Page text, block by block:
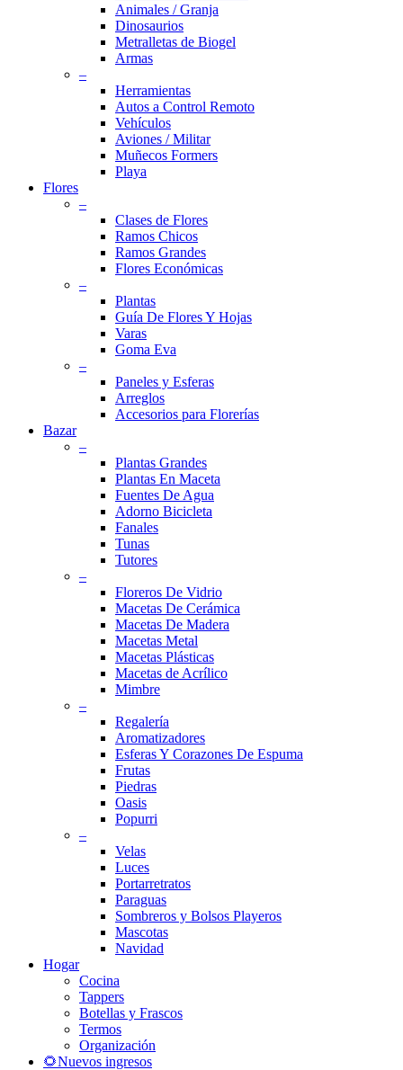
Animales / Granja
Dinosaurios
Metralletas de Biogel
Armas
–
Herramientas
Autos a Control Remoto
Vehículos
Aviones / Militar
Muñecos Formers
Playa
Flores
–
Clases de Flores
Ramos Chicos
Ramos Grandes
Flores Económicas
–
Plantas
Guía De Flores Y Hojas
Varas
Goma Eva
–
Paneles y Esferas
Arreglos
Accesorios para Florerías
Bazar
–
Plantas Grandes
Plantas En Maceta
Fuentes De Agua
Adorno Bicicleta
Fanales
Tunas
Tutores
–
Floreros De Vidrio
Macetas De Cerámica
Macetas De Madera
Macetas Metal
Macetas Plásticas
Macetas de Acrílico
Mimbre
–
Regalería
Aromatizadores
Esferas Y Corazones De Espuma
Frutas
Piedras
Oasis
Popurri
–
Velas
Luces
Portarretratos
Paraguas
Sombreros y Bolsos Playeros
Mascotas
Navidad
Hogar
Cocina
Tappers
Botellas y Frascos
Termos
Organización
🌻Nuevos ingresos